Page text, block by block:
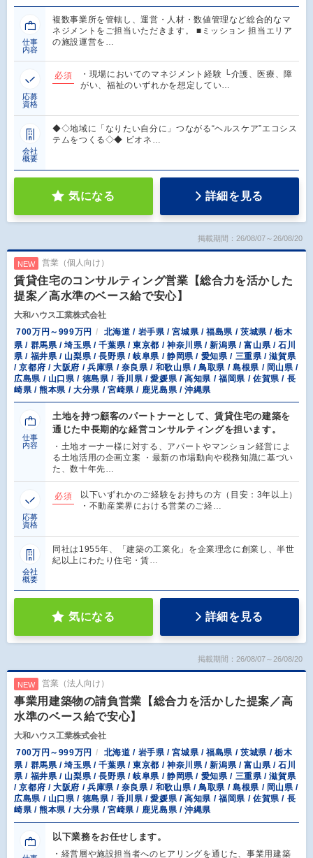
仕事
内容
複数事業所を管轄し、運営・人材・数値管理など総合的なマ
ネジメントをご担当いただきます。 ■ミッション 担当エリア
の施設運営を…
応募
資格
必須
・現場においてのマネジメント経験 └介護、医療、障
がい、福祉のいずれかを想定してい…
会社
概要
◆◇地域に「なりたい自分に」つながる“ヘルスケア”エコシス
テムをつくる◇◆ ビオネ…
気になる 詳細を見る
掲載期間：26/08/07～26/08/20
NEW 営業（個人向け）
賃貸住宅のコンサルティング営業【総合力を活かした
提案／高水準のベース給で安心】
大和ハウス工業株式会社
700万円～999万円
北海道 / 岩手県 / 宮城県 / 福島県 / 茨城県 / 栃木
県 / 群馬県 / 埼玉県 / 千葉県 / 東京都 / 神奈川県 / 新潟県 / 富山県 / 石川
県 / 福井県 / 山梨県 / 長野県 / 岐阜県 / 静岡県 / 愛知県 / 三重県 / 滋賀県
/ 京都府 / 大阪府 / 兵庫県 / 奈良県 / 和歌山県 / 鳥取県 / 島根県 / 岡山県 /
広島県 / 山口県 / 徳島県 / 香川県 / 愛媛県 / 高知県 / 福岡県 / 佐賀県 / 長
崎県 / 熊本県 / 大分県 / 宮崎県 / 鹿児島県 / 沖縄県
仕事
内容
土地を持つ顧客のパートナーとして、賃貸住宅の建築を
通じた中長期的な経営コンサルティングを担います。
・土地オーナー様に対する、アパートやマンション経営によ
る土地活用の企画立案 ・最新の市場動向や税務知識に基づい
た、数十年先…
応募
資格
必須
以下いずれかのご経験をお持ちの方（目安：3年以上）
・不動産業界における営業のご経…
会社
概要
同社は1955年、「建築の工業化」を企業理念に創業し、半世
紀以上にわたり住宅・賃…
気になる 詳細を見る
掲載期間：26/08/07～26/08/20
NEW 営業（法人向け）
事業用建築物の請負営業【総合力を活かした提案／高
水準のベース給で安心】
大和ハウス工業株式会社
700万円～999万円
北海道 / 岩手県 / 宮城県 / 福島県 / 茨城県 / 栃木
県 / 群馬県 / 埼玉県 / 千葉県 / 東京都 / 神奈川県 / 新潟県 / 富山県 / 石川
県 / 福井県 / 山梨県 / 長野県 / 岐阜県 / 静岡県 / 愛知県 / 三重県 / 滋賀県
/ 京都府 / 大阪府 / 兵庫県 / 奈良県 / 和歌山県 / 鳥取県 / 島根県 / 岡山県 /
広島県 / 山口県 / 徳島県 / 香川県 / 愛媛県 / 高知県 / 福岡県 / 佐賀県 / 長
崎県 / 熊本県 / 大分県 / 宮崎県 / 鹿児島県 / 沖縄県
以下業務をお任せします。
・経営層や施設担当者へのヒアリングを通じた、事業用建築